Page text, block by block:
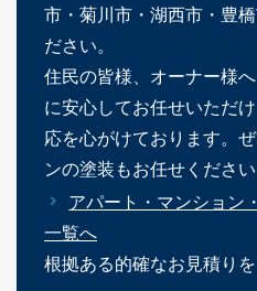
市・菊川市・湖西市・豊
ださい。
住民の皆様、オーナー様
に安心してお任せいただ
応を心がけております。
ンの塗装もお任せください
アパート・マンション
一覧へ
根拠ある的確なお見積り